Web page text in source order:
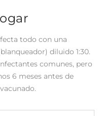
todo con una
diluido 1:30.
comunes, pero
6 meses antes de